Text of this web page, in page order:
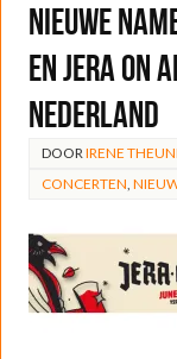
Nieuwe
en Jera On
Nederland
DOOR IRENE
CONCERTEN